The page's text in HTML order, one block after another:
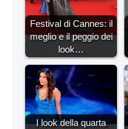
Festival di Cannes: il
meglio e il peggio dei
look…
I look della quarta